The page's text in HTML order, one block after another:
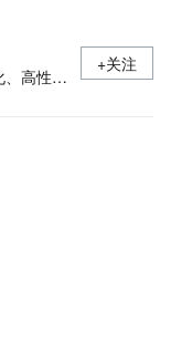
高性价
基础平
面提升
+关注